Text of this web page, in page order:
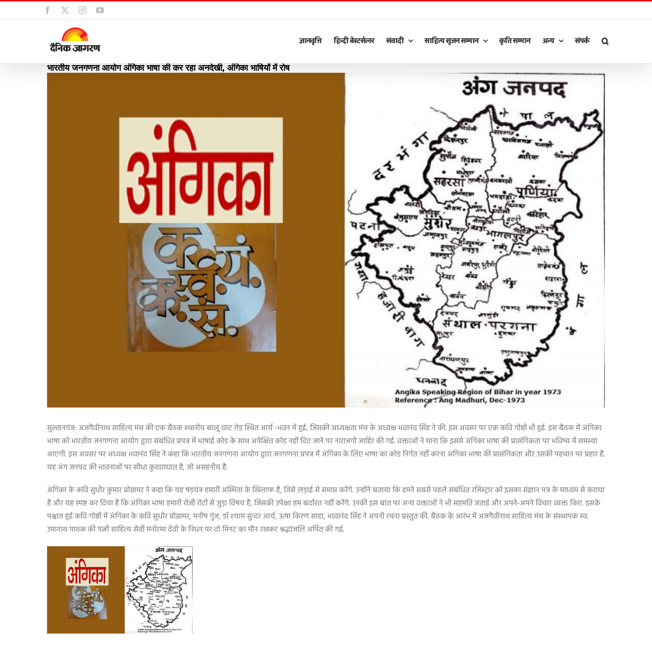
Skip
to
Facebook InstagramYouTube
ज्ञानवृत्ति हिन्दी बेस्टसेलर संवादी साहित्य सृजन सम्मान कृति सम्मान अन्य संपर्क
भारतीय जनगणना आयोग अंगिका भाषा की कर रहा अनदेखी, अंगिका भाषियों में रोष
सुल्तानगंज: अजगैवीनाथ साहित्य मंच की एक बैठक स्थानीय बालू घाट रोड स्थित आर्य -भवन में हुई,जिसकी अध्यक्षता मंच के अध्यक्ष भवानंद सिंह ने की. इस अवसर पर एक कवि गोष्ठी भी हुई. इस बैठक में अंगिका
भाषा को भारतीय जनगणना आयोग द्वारा संबंधित प्रपत्र में भाषाई कोड के साथ अपेक्षित कोड नहीं दिए जाने पर नाराजगी जाहिर की गई. वक्ताओं ने माना कि इससे अंगिका भाषा की प्रासंगिकता पर भविष्य में समस्या
आएगी. इस अवसर पर अध्यक्ष भवानंद सिंह ने कहा कि भारतीय जनगणना आयोग द्वारा जनगणना प्रपत्र में अंगिका के लिए भाषा का कोड निर्गत नहीं करना अंगिका भाषा की प्रासंगिकता और उसकी पहचान पर प्रहार है.
यह अंग जनपद की भावनाओं पर सीधा कुठाराघात है,जो असहनीय है.
अंगिका के कवि सुधीर कुमार प्रोग्रामर ने कहा कि यह षड़यंत्र हमारी अस्मिता के खिलाफ है,जिसे लड़ाई से समाप्त करेंगे. उन्होंने बताया कि हमने सबसे पहले संबंधित रजिस्ट्रार को इसका संज्ञान पत्र के माध्यम से कराया
है और यह स्पष्ट कर दिया है कि अंगिका भाषा हमारी रोजी रोटी से जुड़ा विषय है,जिसकी उपेक्षा हम बर्दाश्त नहीं करेंगे. उनकी इस बात पर अन्य वक्ताओं ने भी सहमति जताई और अपने-अपने विचार व्यक्त किए. इसके
पश्चात हुई कवि गोष्ठी में अंगिका के कवि सुधीर प्रोग्रामर,मनीष गुंज,डॉ श्याम सुन्दर आर्य,ऊषा किरण साहा,भावानंद सिंह ने अपनी रचना प्रस्तुत की. बैठक के आरंभ में अजगैवीनाथ साहित्य मंच के संस्थापक स्व.
उमानाथ पाठक की पत्नी साहित्य सेवी मनोरमा देवी के निधन पर दो मिनट का मौन रखकर श्रद्धांजलि अर्पित की गई.